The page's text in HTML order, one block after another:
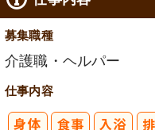
募集職種
介護職・ヘルパー
仕事内容